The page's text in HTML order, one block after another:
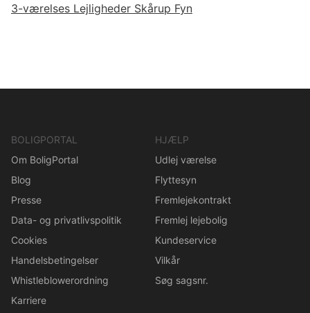
3-værelses Lejligheder Skårup Fyn
BOLIGPORTAL
Om BoligPortal
Blog
Presse
Data- og privatlivspolitik
Cookies
Handelsbetingelser
Whistleblowerordning
Karriere
HJÆLP
Udlej værelse
Flyttesyn
Fremlejekontrakt
Fremlej lejebolig
Kundeservice
Vilkår
Søg sagsnr.